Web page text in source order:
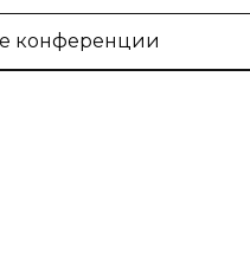
конференции